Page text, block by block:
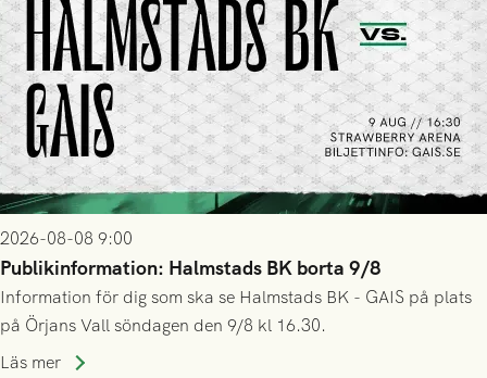
2026-08-08 9:00
Publikinformation: Halmstads BK borta 9/8
Information för dig som ska se Halmstads BK - GAIS på plats
på Örjans Vall söndagen den 9/8 kl 16.30.
Läs mer